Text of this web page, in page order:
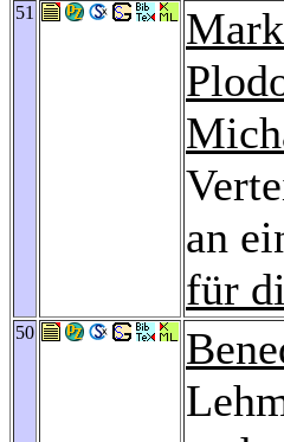
51
an
für
50